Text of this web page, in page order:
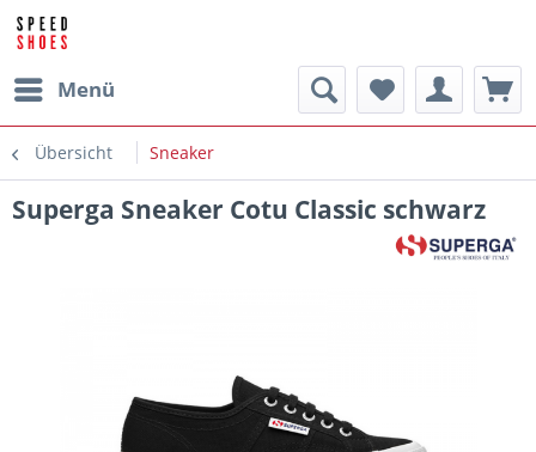
Menü
Übersicht Sneaker
Superga Sneaker Cotu Classic schwarz